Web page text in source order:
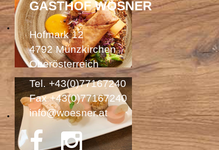
GASTHOF WÖSNER
Hofmark 12
4792 Münzkirchen
Oberösterreich
Tel. +43(0)77167240
Fax +43(0)77167240
info@woesner.at